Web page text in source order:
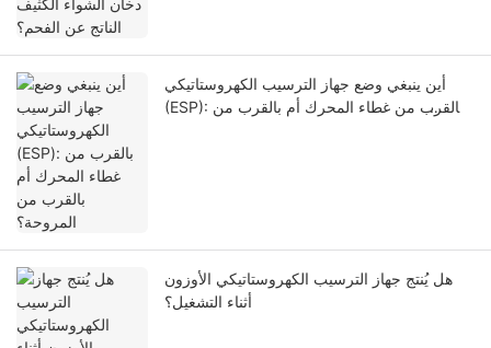
أين ينبغي وضع جهاز الترسيب الكهروستاتيكي
(ESP): بالقرب من غطاء المحرك أم بالقرب من
هل يُنتج جهاز الترسيب الكهروستاتيكي الأوزون
أثناء التشغيل؟